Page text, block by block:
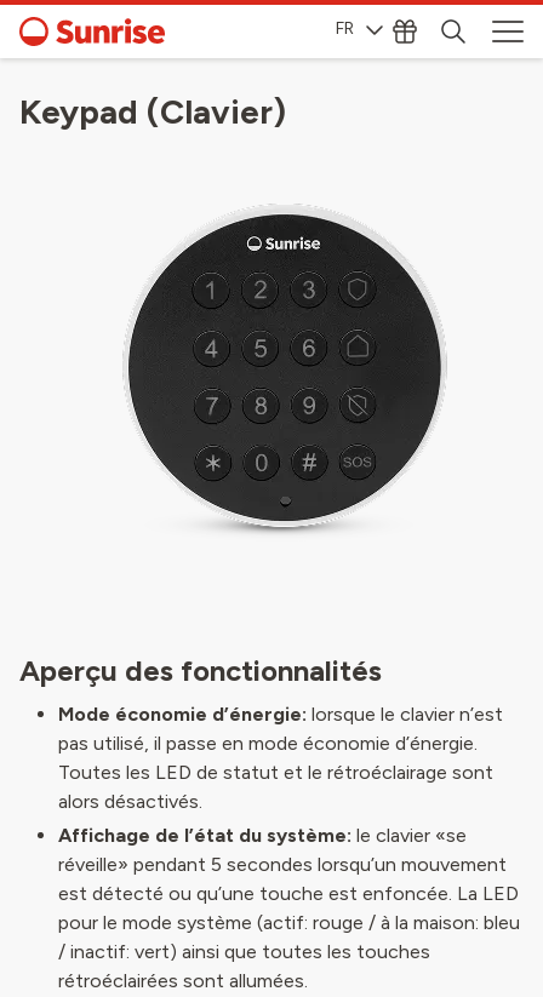
FR
Keypad (Clavier)
Aperçu des fonctionnalités
Mode économie d’énergie: lorsque le clavier n’est
pas utilisé, il passe en mode économie d’énergie.
Toutes les LED de statut et le rétroéclairage sont
alors désactivés.
Affichage de l’état du système: le clavier «se
réveille» pendant 5 secondes lorsqu’un mouvement
est détecté ou qu’une touche est enfoncée. La LED
pour le mode système (actif: rouge / à la maison: bleu
/ inactif: vert) ainsi que toutes les touches
rétroéclairées sont allumées.